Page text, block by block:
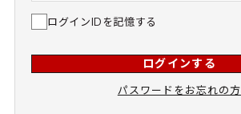
ログインIDを記憶する
ログインする
パスワードをお忘れの方